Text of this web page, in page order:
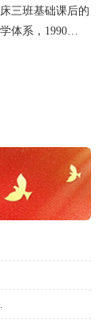
三班基础课后的
体系，1990…